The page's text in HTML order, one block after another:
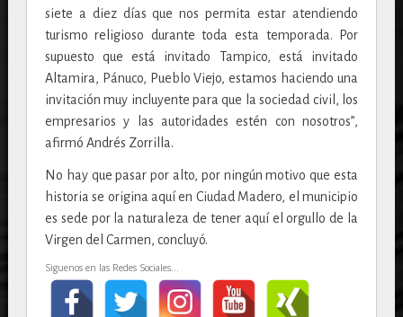
siete a diez días que nos permita estar atendiendo
turismo religioso durante toda esta temporada. Por
supuesto que está invitado Tampico, está invitado
Altamira, Pánuco, Pueblo Viejo, estamos haciendo una
invitación muy incluyente para que la sociedad civil, los
empresarios y las autoridades estén con nosotros”,
afirmó Andrés Zorrilla.
No hay que pasar por alto, por ningún motivo que esta
historia se origina aquí en Ciudad Madero, el municipio
es sede por la naturaleza de tener aquí el orgullo de la
Virgen del Carmen, concluyó.
Siguenos en las Redes Sociales...